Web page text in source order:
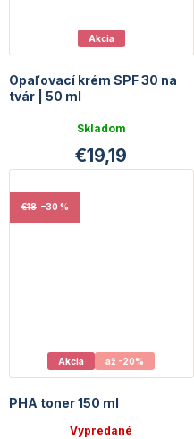
Akcia
Opaľovací krém SPF 30 na
tvár | 50 ml
Priemerné
produktu
je
Skladom
€19,19
Akcia až -20%
€18 –30 %
PHA toner 150 ml
Vypredané